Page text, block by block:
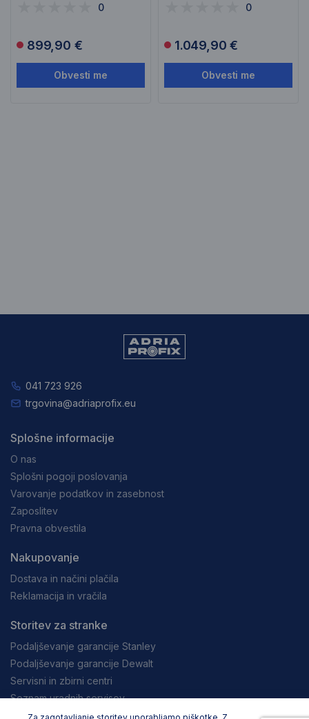
0
899,90 €
Obvesti me
0
1.049,90 €
Obvesti me
041 723 926
trgovina@adriaprofix.eu
Splošne informacije
O nas
Splošni pogoji poslovanja
Varovanje podatkov in zasebnost
Zaposlitev
Pravna obvestila
Nakupovanje
Dostava in načini plačila
Reklamacija in vračila
Storitev za stranke
Podaljševanje garancije Stanley
Podaljševanje garancije Dewalt
Servisni in zbirni centri
Seznam uradnih servisov